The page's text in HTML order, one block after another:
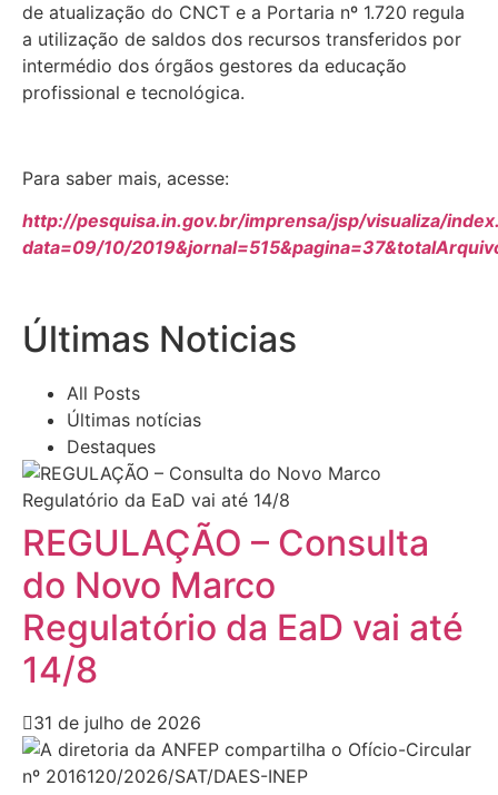
de atualização do CNCT e a Portaria nº 1.720 regula
a utilização de saldos dos recursos transferidos por
intermédio dos órgãos gestores da educação
profissional e tecnológica.
Para saber mais, acesse:
http://pesquisa.in.gov.br/imprensa/jsp/visualiza/
data=09/10/
Últimas Noticias
All Posts
Últimas notícias
Destaques
REGULAÇÃO – Consulta
do Novo Marco
Regulatório da EaD vai até
14/8
31 de julho de 2026